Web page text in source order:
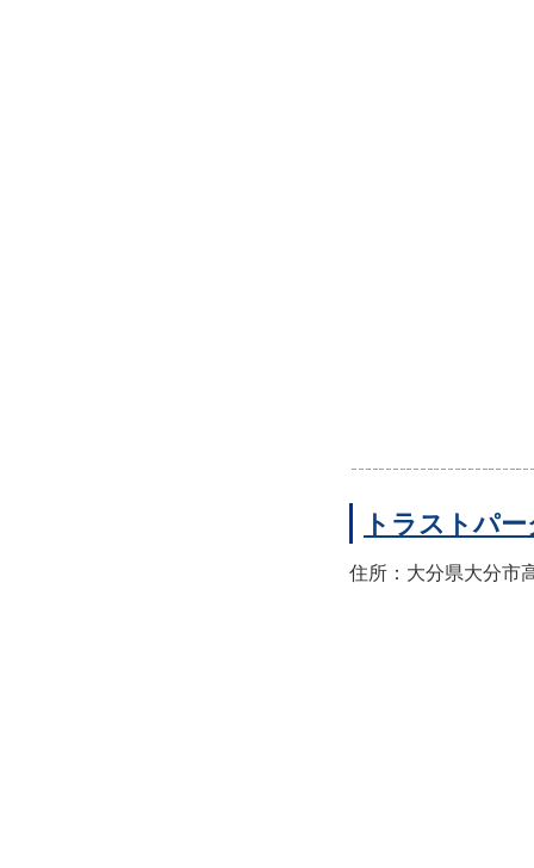
トラストパ
住所：大分県大分市